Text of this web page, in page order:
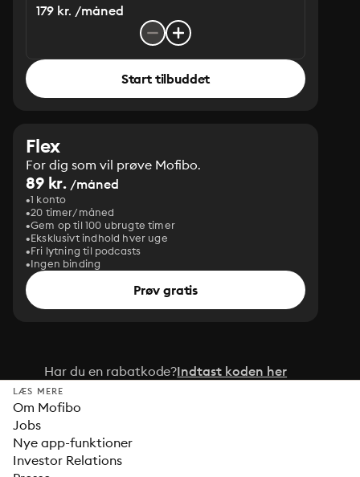
179 kr. /måned
Start tilbuddet
Flex
For dig som vil prøve Mofibo.
89 kr. /måned
1 konto
20 timer/måned
Gem op til 100 ubrugte timer
Eksklusivt indhold hver uge
Fri lytning til podcasts
Ingen binding
Prøv gratis
Har du en rabatkode?Indtast koden her
LÆS MERE
Om Mofibo
Jobs
Nye app-funktioner
Investor Relations